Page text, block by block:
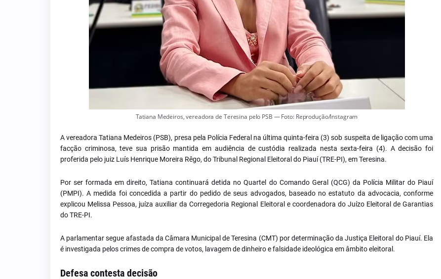
Tatiana Medeiros, vereadora de Teresina pelo PSB — Foto: Reprodução/Instagram
A vereadora Tatiana Medeiros (PSB), presa pela Polícia Federal na última quinta-feira (3) sob suspeita de ligação com uma
facção criminosa, teve sua prisão mantida em audiência de custódia realizada nesta sexta-feira (4). A decisão foi
proferida pelo juiz Luís Henrique Moreira Rêgo, do Tribunal Regional Eleitoral do Piauí (TRE-PI), em Teresina.
Por ser formada em direito, Tatiana continuará detida no Quartel do Comando Geral (QCG) da Polícia Militar do Piauí
(PMPI). A medida foi concedida a partir do pedido de seus advogados, baseado no estatuto da advocacia, conforme
explicou Melissa Pessoa, juíza auxiliar da Corregedoria Regional Eleitoral e coordenadora do Juízo Eleitoral de Garantias
do TRE-PI.
A parlamentar segue afastada da Câmara Municipal de Teresina (CMT) por determinação da Justiça Eleitoral do Piauí. Ela
é investigada pelos crimes de compra de votos, lavagem de dinheiro e falsidade ideológica em âmbito eleitoral.
Defesa contesta decisão